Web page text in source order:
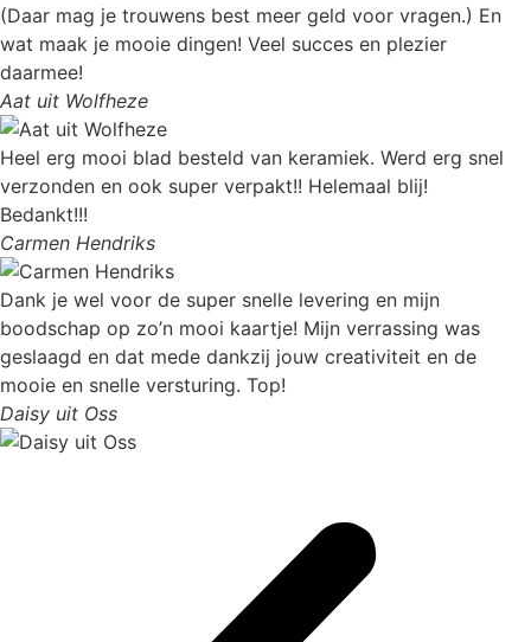
(Daar mag je trouwens best meer geld voor vragen.) En
wat maak je mooie dingen! Veel succes en plezier
daarmee!
Aat uit Wolfheze
Heel erg mooi blad besteld van keramiek. Werd erg snel
verzonden en ook super verpakt!! Helemaal blij!
Bedankt!!!
Carmen Hendriks
Dank je wel voor de super snelle levering en mijn
boodschap op zo’n mooi kaartje! Mijn verrassing was
geslaagd en dat mede dankzij jouw creativiteit en de
mooie en snelle versturing. Top!
Daisy uit Oss